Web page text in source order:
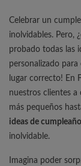
Celebrar un
inolvidables. Pero,
probado todas las
personalizado para
lugar correcto! En
nuestros clientes a
más pequeños
ideas de
inolvidable.
Imagina poder